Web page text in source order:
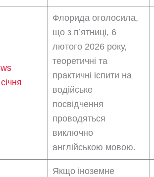
Флорида оголосила,
що з п’ятниці, 6
лютого 2026 року,
теоретичні та
практичні іспити на
водійське
посвідчення
проводяться
виключно
англійською мовою.
Якщо іноземне